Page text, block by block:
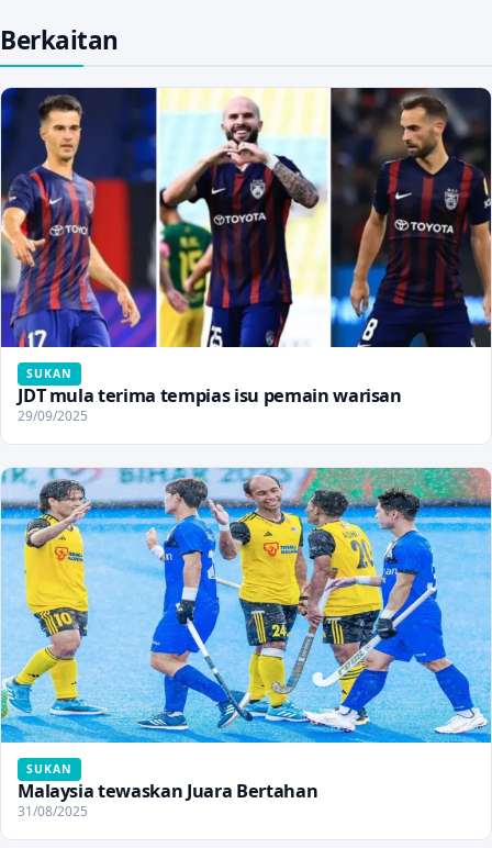
Berkaitan
SUKAN
JDT mula terima tempias isu pemain warisan
29/09/2025
SUKAN
Malaysia tewaskan Juara Bertahan
31/08/2025